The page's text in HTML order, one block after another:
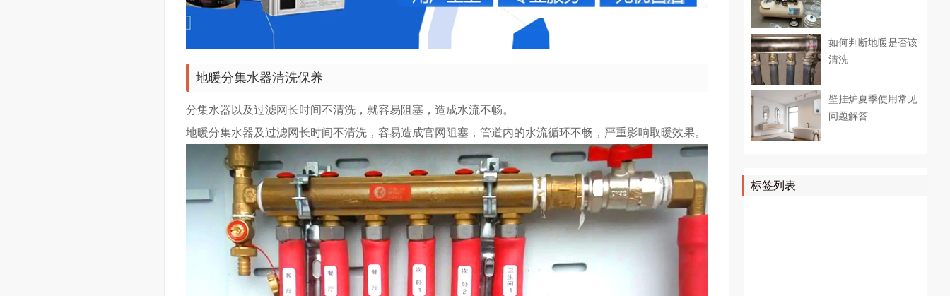
地暖分集水器清洗保养
分集水器以及过滤网长时间不清洗，就容易阻塞，造成水流不畅。
地暖分集水器及过滤网长时间不清洗，容易造成官网阻塞，管道内的水流循环不畅，严重影响取暖效果。
如何判断地暖是否该
清洗
壁挂炉夏季使用常见
问题解答
标签列表